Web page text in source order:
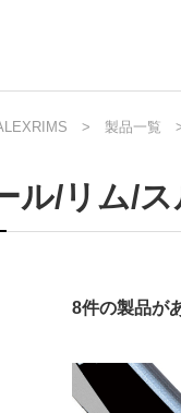
自転車
ニュー
製品一覧
ル/リム/
8件の製品が